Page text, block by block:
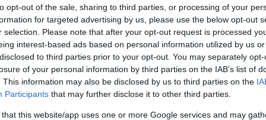
opt-out of the sale, sharing to third parties, or processing of your
for targeted advertising by us, please use the below opt-out
selection. Please note that after your opt-out request is processed
interest-based ads based on personal information utilized by us
to third parties prior to your opt-out. You may separately
of your personal information by third parties on the IAB’s list of
This information may also be disclosed by us to third parties on the
Participants that may further disclose it to other third parties.
that this website/app uses one or more Google services and may
Cell Metabolism.''
το iatronet.gr στο Discover